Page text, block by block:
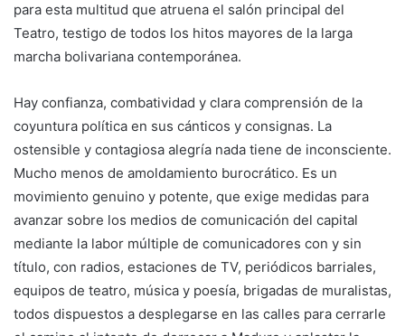
para esta multitud que atruena el salón principal del
Teatro, testigo de todos los hitos mayores de la larga
marcha bolivariana contemporánea.
Hay confianza, combatividad y clara comprensión de la
coyuntura política en sus cánticos y consignas. La
ostensible y contagiosa alegría nada tiene de inconsciente.
Mucho menos de amoldamiento burocrático. Es un
movimiento genuino y potente, que exige medidas para
avanzar sobre los medios de comunicación del capital
mediante la labor múltiple de comunicadores con y sin
título, con radios, estaciones de TV, periódicos barriales,
equipos de teatro, música y poesía, brigadas de muralistas,
todos dispuestos a desplegarse en las calles para cerrarle